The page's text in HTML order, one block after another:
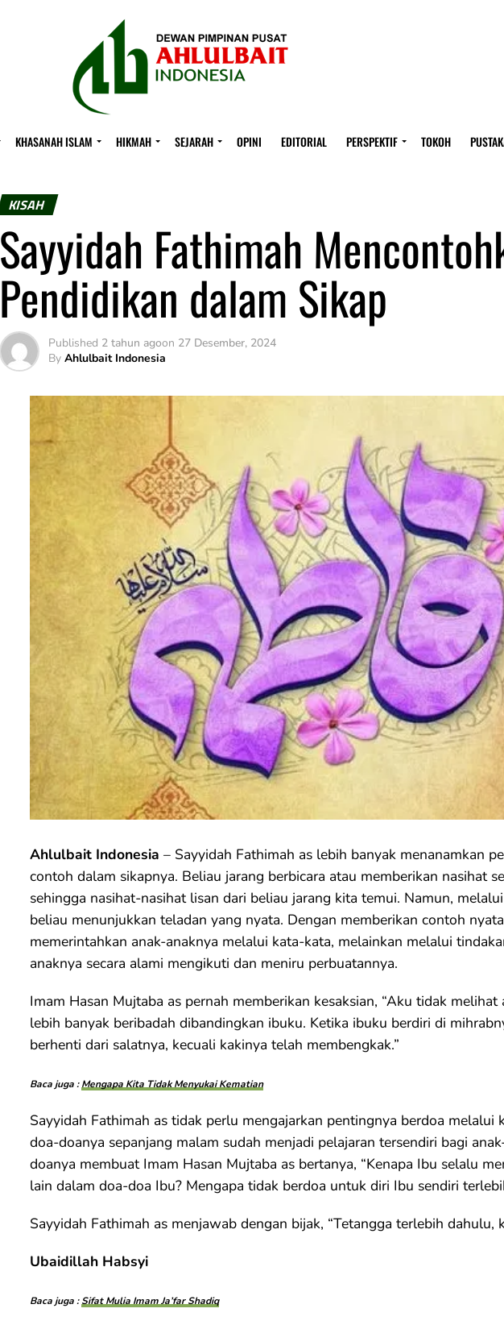
KHASANAH ISLAM HIKMAH SEJARAH OPINI EDITORIAL PERSPEKTIF TOKOH
KISAH
Sayyidah Fathimah
Pendidikan dalam Sikap
Published 2 tahun agoon 27 Desember, 2024
By Ahlulbait Indonesia
Ahlulbait Indonesia – Sayyidah Fathimah as lebih banyak menanamkan
contoh dalam sikapnya. Beliau jarang berbicara atau memberikan nasihat
sehingga nasihat-nasihat lisan dari beliau jarang kita temui. Namun,
beliau menunjukkan teladan yang nyata. Dengan memberikan contoh
memerintahkan anak-anaknya melalui kata-kata, melainkan melalui
anaknya secara alami mengikuti dan meniru perbuatannya.
Imam Hasan Mujtaba as pernah memberikan kesaksian, “Aku tidak melihat
lebih banyak beribadah dibandingkan ibuku. Ketika ibuku berdiri di
berhenti dari salatnya, kecuali kakinya telah membengkak.”
Baca juga :Mengapa Kita Tidak Menyukai Kematian
Sayyidah Fathimah as tidak perlu mengajarkan pentingnya berdoa melalui
doa-doanya sepanjang malam sudah menjadi pelajaran tersendiri bagi
doanya membuat Imam Hasan Mujtaba as bertanya, “Kenapa Ibu selalu
lain dalam doa-doa Ibu? Mengapa tidak berdoa untuk diri Ibu sendiri
Sayyidah Fathimah as menjawab dengan bijak, “Tetangga terlebih dahulu,
Ubaidillah Habsyi
Baca juga :Sifat Mulia Imam Ja’far Shadiq